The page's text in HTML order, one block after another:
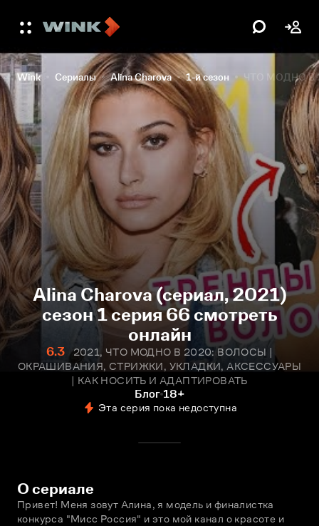
Wink Сериалы Alina Charova 1-й сезон ЧТО МОДНО В
Alina Charova (сериал, 2021)
сезон 1 серия 66 смотреть
онлайн
6.3
2021, ЧТО МОДНО В 2020: ВОЛОСЫ |
ОКРАШИВАНИЯ, СТРИЖКИ, УКЛАДКИ, АКСЕССУАРЫ
| КАК НОСИТЬ И АДАПТИРОВАТЬ
Блог 18+
Эта серия пока недоступна
О сериале
Привет! Меня зовут Алина, я модель и финалистка
конкурса "Мисс Россия" и это мой канал о красоте и